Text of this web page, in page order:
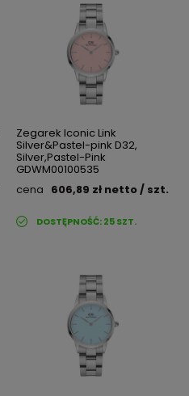
Zegarek Iconic Link
Silver&Pastel-pink D32,
Silver,Pastel-Pink
GDWM00100535
cena 606,89 zł netto/ szt.
DOSTĘPNOŚĆ:25SZT.